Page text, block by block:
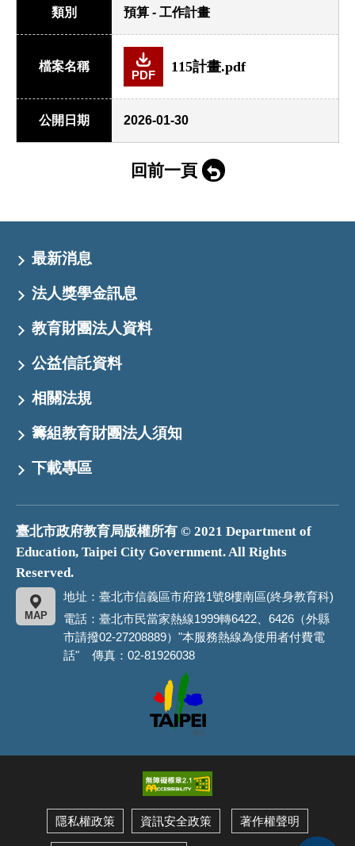
類別 預算 - 工作計畫
檔案名稱
PDF
115計畫.pdf
公開日期 2026-01-30
回前一頁
最新消息
法人獎學金訊息
教育財團法人資料
公益信託資料
相關法規
籌組教育財團法人須知
下載專區
臺北市政府教育局版權所有 © 2021 Department of
Education, Taipei City Government. All Rights
Reserved.
地址：臺北市信義區市府路1號8樓南區(終身教育科)
MAP
電話：臺北市民當家熱線1999轉6422、6426（外縣
市請撥02-27208889）"本服務熱線為使用者付費電
話" 傳真：02-81926038
市
政
隱私權政策 資訊安全政策 著作權聲明